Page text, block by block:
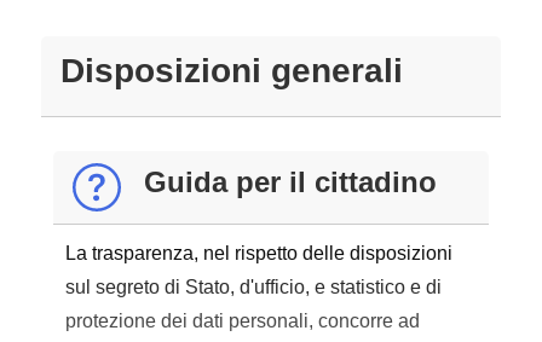
Disposizioni generali
Guida per il cittadino
La trasparenza, nel rispetto delle disposizioni
sul segreto di Stato, d'ufficio, e statistico e di
protezione dei dati personali, concorre ad